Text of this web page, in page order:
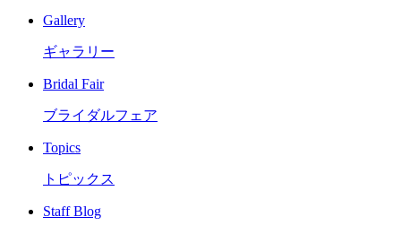
Gallery
ギャラリー
Bridal Fair
ブライダルフェア
Topics
トピックス
Staff Blog